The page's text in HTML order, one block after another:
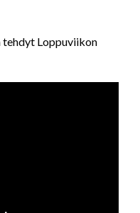
tehdyt Loppuviikon